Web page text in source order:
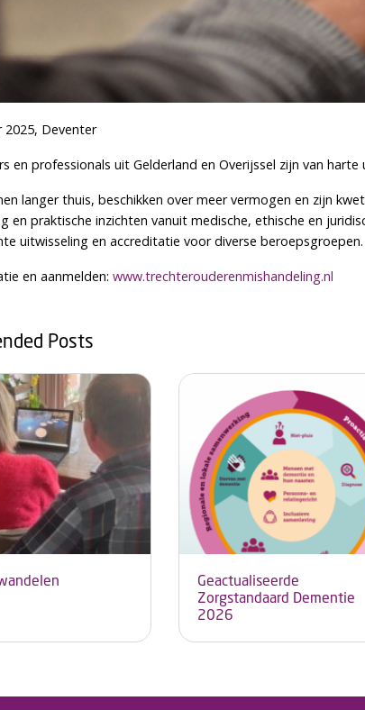
2025, Deventer
en professionals uit Gelderland en Overijssel zijn van
langer thuis, beschikken over meer vermogen en zijn
en praktische inzichten vanuit medische, ethische en
uitwisseling en accreditatie voor diverse beroepsgroepen.
en aanmelden: www.trechterouderenmishandeling.nl
Posts
Geactualiseerde
Zorgstandaard Dementie
2026